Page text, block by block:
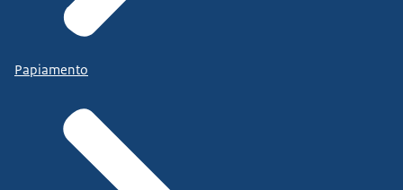
Papiamento